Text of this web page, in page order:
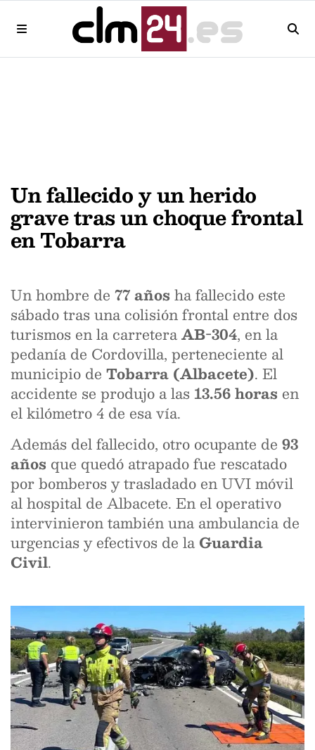
Un fallecido y un herido
grave tras un choque frontal
en Tobarra
Un hombre de 77 años ha fallecido este
sábado tras una colisión frontal entre dos
turismos en la carreteraAB-304, en la
pedanía de Cordovilla, perteneciente al
municipio de Tobarra (Albacete). El
accidente se produjo a las 13.56 horas en
el kilómetro 4 de esa vía.
Además del fallecido, otro ocupante de 93
años que quedó atrapado fue rescatado
por bomberos y trasladado en UVI móvil
al hospital de Albacete. En el operativo
intervinieron también una ambulancia de
urgencias y efectivos de la Guardia
Civil.